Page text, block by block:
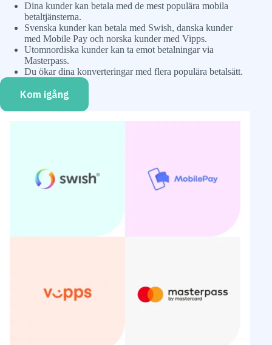
Dina kunder kan betala med de mest populära mobila
betaltjänsterna.
Svenska kunder kan betala med Swish, danska kunder
med Mobile Pay och norska kunder med Vipps.
Utomnordiska kunder kan ta emot betalningar via
Masterpass.
Du ökar dina konverteringar med flera populära betalsätt.
Kom igång